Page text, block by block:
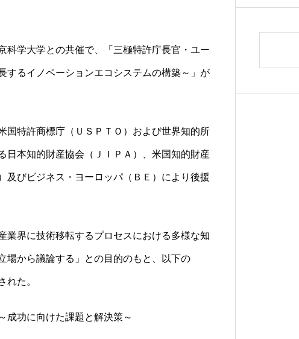
科学大学との共催で、「三極特許庁長官・ユー
るイノベーションエコシステムの構築～」が
国特許商標庁（ＵＳＰＴＯ）および世界知的所
日本知的財産協会（ＪＩＰＡ）、米国知的財産
及びビジネス・ヨーロッパ（ＢＥ）により後援
業界に技術移転するプロセスにおける多様な知
場から議論する」との目的のもと、以下の
れた。
成功に向けた課題と解決策～